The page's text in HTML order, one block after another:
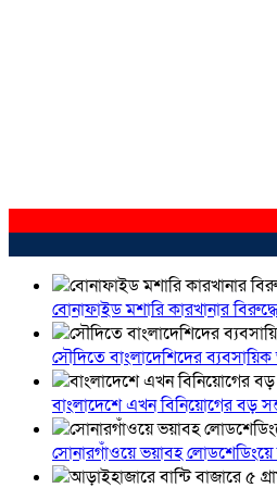
বোনাফাইড মশারি কারখানার
সৌদিতে বাংলাদেশিদের ব্যবসায়িক
বাংলাদেশে এখন বিনিয়োগের বড়
সোনারগাঁওয়ে ভয়াবহ লোডশেডিংয়ে